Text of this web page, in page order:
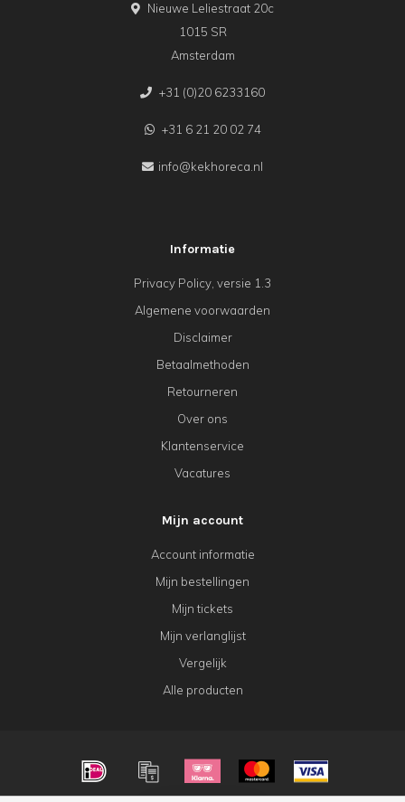
Nieuwe Leliestraat 20c
1015 SR
Amsterdam
+31 (0)20 6233160
+31 6 21 20 02 74
info@kekhoreca.nl
Informatie
Privacy Policy, versie 1.3
Algemene voorwaarden
Disclaimer
Betaalmethoden
Retourneren
Over ons
Klantenservice
Vacatures
Mijn account
Account informatie
Mijn bestellingen
Mijn tickets
Mijn verlanglijst
Vergelijk
Alle producten